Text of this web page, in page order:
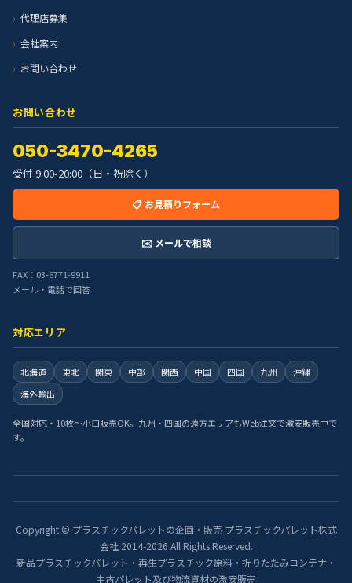
代理店募集
会社案内
お問い合わせ
お問い合わせ
050-3470-4265
受付 9:00-20:00（日・祝除く）
📋 お見積りフォーム
✉️ メールで相談
FAX：03-6771-9911
メール・電話で回答
対応エリア
北海道 東北 関東 中部 関西 中国 四国 九州
沖縄
海外輸出
全国対応・10枚〜小口販売OK。九州・四国の遠方エリアもWeb注文で激安販売中で
す。
Copyright © プラスチックパレットの企画・販売 プラスチックパレット株式
会社 2014-2026 All Rights Reserved.
新品プラスチックパレット・再生プラスチック原料・折りたたみコンテナ・
中古パレット及び物流資材の激安販売